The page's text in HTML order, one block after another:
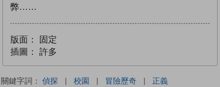
弊……
版面：
固定
插圖：
許多
關鍵字詞： 偵探 | 校園 | 冒險歷奇 | 正義